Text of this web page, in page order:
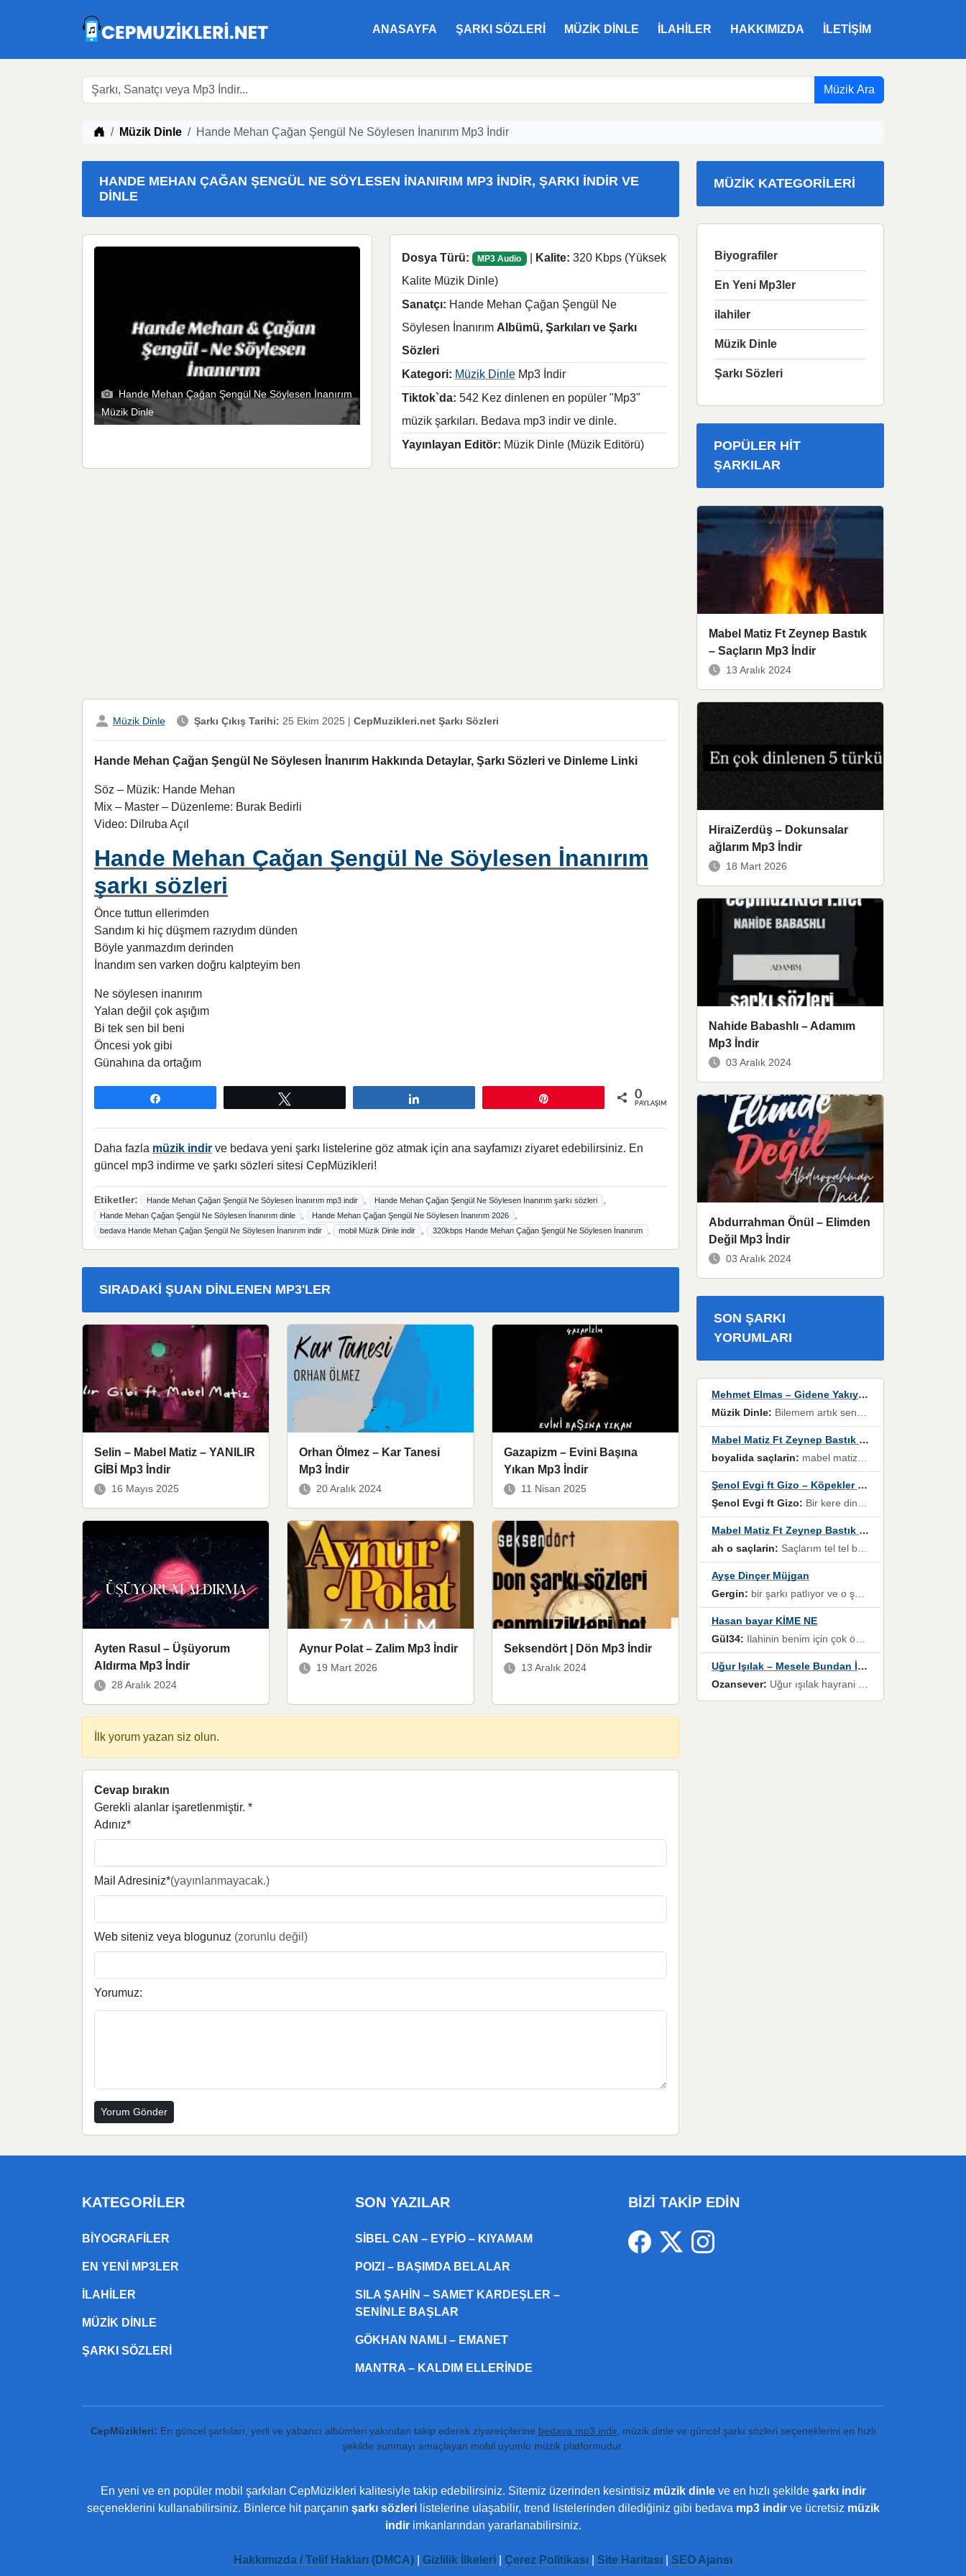
ANASAYFA ŞARKI SÖZLERI MÜZIK DINLE ILAHILER HAKKIMIZDA İLETIŞIM
Müzik Ara
Müzik indir
Müzik Dinle Hande Mehan Çağan Şengül Ne Söylesen İnanırım Mp3 İndir
HANDE MEHAN ÇAĞAN ŞENGÜL NE SÖYLESEN İNANIRIM MP3 İNDIR, ŞARKI İNDIR VE
DINLE
Hande Mehan Çağan Şengül Ne Söylesen İnanırım
Müzik Dinle
Dosya Türü: MP3 Audio Kalite: 320 Kbps (Yüksek
Kalite Müzik Dinle)
Sanatçı: Hande Mehan Çağan Şengül Ne
Söylesen İnanırım Albümü, Şarkıları ve Şarkı
Sözleri
Kategori: Müzik DinleMp3 İndir
Tiktok`da: 542 Kez dinlenen en popüler "Mp3"
müzik şarkıları. Bedava mp3 indir ve dinle.
Yayınlayan Editör: Müzik Dinle (Müzik Editörü)
Müzik Dinle Şarkı Çıkış Tarihi: 25 Ekim 2025 | CepMuzikleri.net Şarkı Sözleri
Hande Mehan Çağan Şengül Ne Söylesen İnanırım Hakkında Detaylar, Şarkı Sözleri ve Dinleme Linki
Söz – Müzik: Hande Mehan
Mix – Master – Düzenleme: Burak Bedirli
Video: Dilruba Açıl
Hande Mehan Çağan Şengül Ne Söylesen İnanırım
şarkı sözleri
Önce tuttun ellerimden
Sandım ki hiç düşmem razıydım dünden
Böyle yanmazdım derinden
İnandım sen varken doğru kalpteyim ben
Ne söylesen inanırım
Yalan değil çok aşığım
Bi tek sen bil beni
Öncesi yok gibi
Günahına da ortağım
0
PAYLAŞIMLAR
Daha fazla müzik indir ve bedava yeni şarkı listelerine göz atmak için ana sayfamızı ziyaret edebilirsiniz. En
güncel mp3 indirme ve şarkı sözleri sitesi CepMüzikleri!
Etiketler: Hande Mehan Çağan Şengül Ne Söylesen İnanırım mp3 indir , Hande Mehan Çağan Şengül Ne Söylesen İnanırım şarkı sözleri ,
Hande Mehan Çağan Şengül Ne Söylesen İnanırım dinle , Hande Mehan Çağan Şengül Ne Söylesen İnanırım 2026 ,
bedava Hande Mehan Çağan Şengül Ne Söylesen İnanırım indir , mobil Müzik Dinle indir , 320kbps Hande Mehan Çağan Şengül Ne Söylesen İnanırım
SIRADAKI ŞUAN DINLENEN MP3'LER
Selin – Mabel Matiz – YANILIR
GİBİ Mp3 İndir
16 Mayıs 2025
Orhan Ölmez – Kar Tanesi
Mp3 İndir
20 Aralık 2024
Gazapizm – Evini Başına
Yıkan Mp3 İndir
11 Nisan 2025
Ayten Rasul – Üşüyorum
Aldırma Mp3 İndir
28 Aralık 2024
Aynur Polat – Zalim Mp3 İndir
19 Mart 2026
Seksendört | Dön Mp3 İndir
13 Aralık 2024
İlk yorum yazan siz olun.
Cevap bırakın
Gerekli alanlar işaretlenmiştir. *
Adınız*
Mail Adresiniz*(yayınlanmayacak.)
Web siteniz veya blogunuz (zorunlu değil)
Yorumuz:
MÜZIK KATEGORILERI
Biyografiler
En Yeni Mp3ler
ilahiler
Müzik Dinle
Şarkı Sözleri
POPÜLER HIT
ŞARKILAR
Mabel Matiz Ft Zeynep Bastık
– Saçların Mp3 İndir
13 Aralık 2024
HiraiZerdüş – Dokunsalar
ağlarım Mp3 İndir
18 Mart 2026
Nahide Babashlı – Adamım
Mp3 İndir
03 Aralık 2024
Abdurrahman Önül – Elimden
Değil Mp3 İndir
03 Aralık 2024
SON ŞARKI
YORUMLARI
Mehmet Elmas – Gidene Yakıyorum
Müzik Dinle: Bilemem artık senden bir şans daha / Düştüğün zaman ben olmayacağım yanında” dizeleri, artık geçmişin tekrarına izin verilmeyeceğini, kişisel sınırların çizildiğini gösteriyor.
Mabel Matiz Ft Zeynep Bastık – Saçların
boyalida saçlarin: mabel matiz'in maya albümünde yer alan güzellerden. parça da şarkı hani! müzikal altyapısına vurulduğum, sözlerinde kaybolduğum bir parça olmuş.
Şenol Evgi ft Gizo – Köpekler Tanımadıklarına havlar
Şenol Evgi ft Gizo: Bir kere dinlememe rağmen kulaklardan gitmiyor sen sen sen sen kurban ol sen sen sen sen hayran ol yükses ses müzik dinleme sebebisiniz canlar bomba gibi patladınız maşallah
Mabel Matiz Ft Zeynep Bastık – Saçların
ah o saçlarin: Saçlarım tel tel beyazlıyor beyazlagına degil yanımda sen yoksun ona üzülüyorum günler bir bir geçiyor geçen günlere değil sensiz geçen günlere darılıyorum,Dinledikce asla kavusamayacagim ama asla unutamicagim sevdiğim adam için yanar içim
Ayşe Dinçer Müjgan
Gergin: bir şarkı patlıyor ve o şarkıyı millet her paylaşımın altına koyuyor ve öyle bir durum hal alıyor ki şarkıyı dinlemeden şarkıdan bikıyorsun Ama bu enteresan bir şekilde dillere dolanıyor millet olarak seviyoruz dertlerle boğuşurken bir yandan da göbek atmayi))) diyeceklerim bu kadar güzel hoş bir sayfa emeğinize sağlık arkadaşlar kolay gelsin
Hasan bayar KİME NE
Gül34: Ilahinin benim için çok özel bir yeri var İlk çıktığında komşum ne kadar yüksek sesle dinliyorsa orada duymuştum ve YouTube'dan aratıp Bu ilahiyi bulmuştum ve sonra müdavimi oldum günlük Ben de 3-5 kere dinleyip ezberleyip artık ilahiye bende eşlik ediyorum yüksek sesle Allah razı olsun hizmet nimettir Rabbim sizin zahmetlerinize de hayırlı nimetler versin Selam ve dua ile Allah'a emanet olun
Uğur Işılak – Mesele Bundan İbaret
Ozansever: Uğur ışılak hayrani olarak eski yeni tüm eserlerini keyifle huzurla dinleyenlerden birisiyim, emeğine saygı duyan gönül veren bunu en güzel şekilde sevenlerine ulaştıran siz değerli sayfa yöneticilerine de teşekkür ederim
KATEGORILER
BIYOGRAFILER
EN YENI MP3LER
ILAHILER
MÜZIK DINLE
ŞARKI SÖZLERI
SON YAZILAR
SIBEL CAN – EYPIO – KIYAMAM
POIZI – BAŞIMDA BELALAR
SILA ŞAHIN – SAMET KARDEŞLER –
SENINLE BAŞLAR
GÖKHAN NAMLI – EMANET
MANTRA – KALDIM ELLERINDE
BİZİ TAKİP EDİN
CepMüzikleri: En güncel şarkıları, yerli ve yabancı albümleri yakından takip ederek ziyaretçilerine bedava mp3 indir, müzik dinle ve güncel şarkı sözleri seçeneklerini en hızlı
şekilde sunmayı amaçlayan mobil uyumlu müzik platformudur.
En yeni ve en popüler mobil şarkıları CepMüzikleri kalitesiyle takip edebilirsiniz. Sitemiz üzerinden kesintisiz müzik dinleve en hızlı şekilde şarkı indir
seçeneklerini kullanabilirsiniz. Binlerce hit parçanın şarkı sözlerilistelerine ulaşabilir, trend listelerinden dilediğiniz gibi bedava mp3 indirve ücretsiz müzik
indirimkanlarından yararlanabilirsiniz.
Hakkımızda / Telif Hakları (DMCA) Gizlilik İlkeleri Çerez Politikası Site Haritası SEO Ajansı